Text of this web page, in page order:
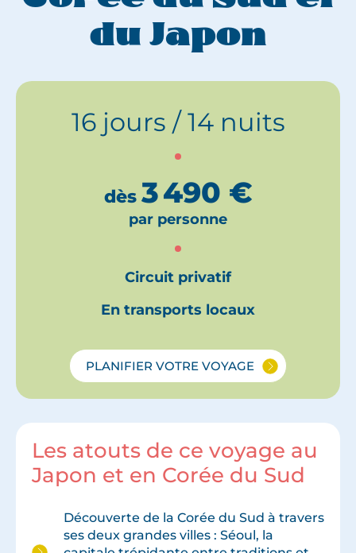
du Japon
16 jours / 14 nuits
dès 3 490 €
par personne
Circuit privatif
En transports locaux
PLANIFIER VOTRE VOYAGE
Les atouts de ce voyage au
Japon et en Corée du Sud
Découverte de la Corée du Sud à travers
ses deux grandes villes : Séoul, la